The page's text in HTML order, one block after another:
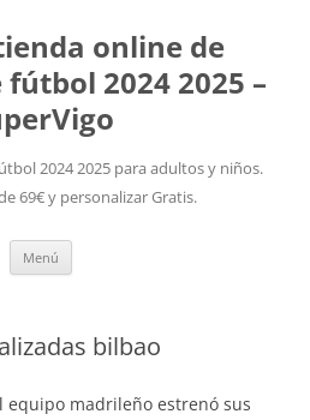
online de
2024 2025 –
2024 2025 para adultos y niños.
69€ y personalizar Gratis.
Menú
bilbao
equipo madrileño estrenó sus